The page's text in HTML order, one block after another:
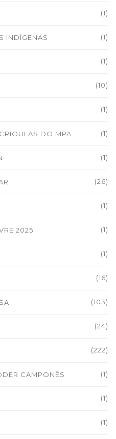
(1)
INDÍGENAS (1)
(1)
(10)
(1)
DO MPA (1)
(1)
(26)
(1)
2025 (1)
(1)
(16)
(103)
(24)
(222)
CAMPONÊS (1)
(1)
(1)